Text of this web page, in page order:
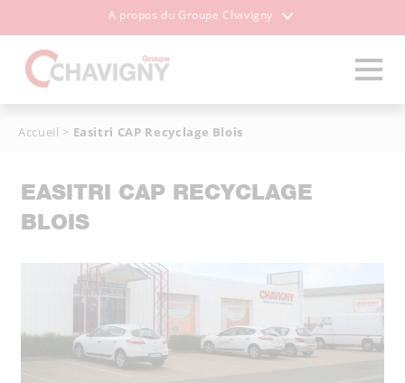
A propos du Groupe Chavigny
Accueil > Easitri CAP Recyclage Blois
EASITRI CAP RECYCLAGE
BLOIS